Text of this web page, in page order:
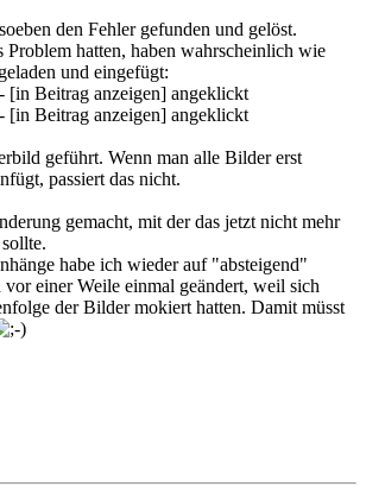
den Fehler gefunden und gelöst.
Problem hatten, haben wahrscheinlich wie
und eingefügt:
[in Beitrag anzeigen] angeklickt
[in Beitrag anzeigen] angeklickt
geführt. Wenn man alle Bilder erst
passiert das nicht.
gemacht, mit der das jetzt nicht mehr
habe ich wieder auf "absteigend"
vor einer Weile einmal geändert, weil sich
der Bilder mokiert hatten. Damit müsst